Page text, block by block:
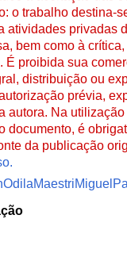
o trabalho destina-
atividades privadas
bem como à
É proibida sua
distribuição ou
prévia,
autora. Na
documento, é
da publicação